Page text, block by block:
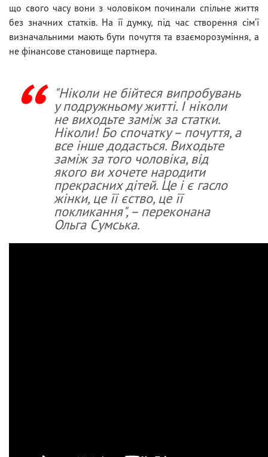
що свого часу вони з чоловіком починали спільне життя
без значних статків. На її думку, під час створення сім’ї
визначальними мають бути почуття та взаєморозуміння, а
не фінансове становище партнера.
"Ніколи не бійтеся випробувань
у подружньому житті. І ніколи
не виходьте заміж за статки.
Ніколи! Бо спочатку – почуття, а
все інше додасться. Виходьте
заміж за того чоловіка, від
якого ви хочете народити
прекрасних дітей. Це і є гасло
жінки, це її єство, це її
покликання", – переконана
Ольга Сумська.